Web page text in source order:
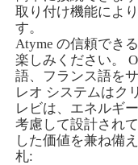
製品
私たちについて
工場見学
取り付け機能によ
す。
Atyme の信頼でき
楽しみください。
語、フランス語を
レオ システムはク
レビは、エネルギ
考慮して設計され
した価値を兼ね備
札: